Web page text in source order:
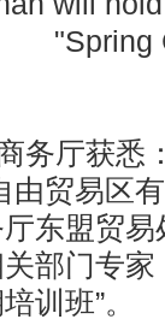
"Spring
厅获悉
由贸易区
东盟贸
部门专
训班”。